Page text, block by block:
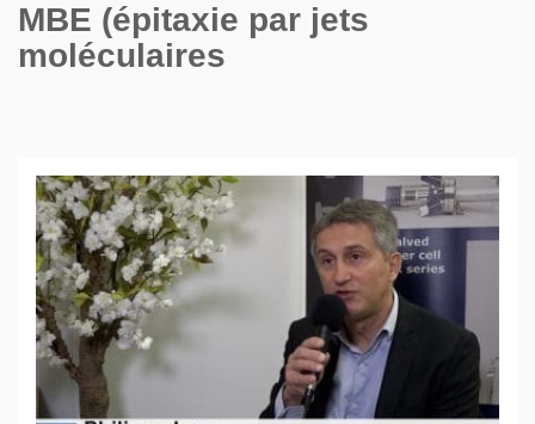
MBE (épitaxie par jets
moléculaires